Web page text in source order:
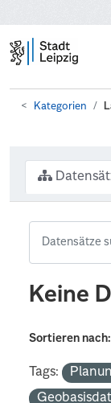
Kategorien
Keine
Sortieren nach
Tags: